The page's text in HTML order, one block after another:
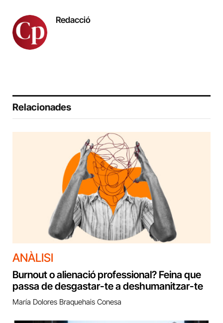
Redacció
Relacionades
ANÀLISI
Burnout o alienació professional? Feina que
passa de desgastar-te a deshumanitzar-te
María Dolores Braquehais Conesa